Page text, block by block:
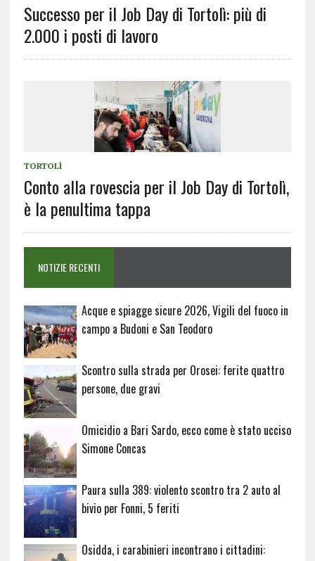
Successo per il Job Day di Tortolì: più di
2.000 i posti di lavoro
TORTOLÌ
Conto alla rovescia per il Job Day di Tortolì,
è la penultima tappa
NOTIZIE RECENTI
Acque e spiagge sicure 2026, Vigili del fuoco in
campo a Budoni e San Teodoro
Scontro sulla strada per Orosei: ferite quattro
persone, due gravi
Omicidio a Bari Sardo, ecco come è stato ucciso
Simone Concas
Paura sulla 389: violento scontro tra 2 auto al
bivio per Fonni, 5 feriti
Osidda, i carabinieri incontrano i cittadini: